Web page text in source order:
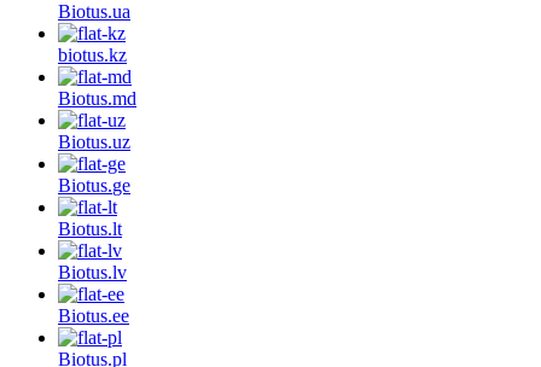
Biotus.ua
biotus.kz
Biotus.md
Biotus.uz
Biotus.ge
Biotus.lt
Biotus.lv
Biotus.ee
Biotus.pl